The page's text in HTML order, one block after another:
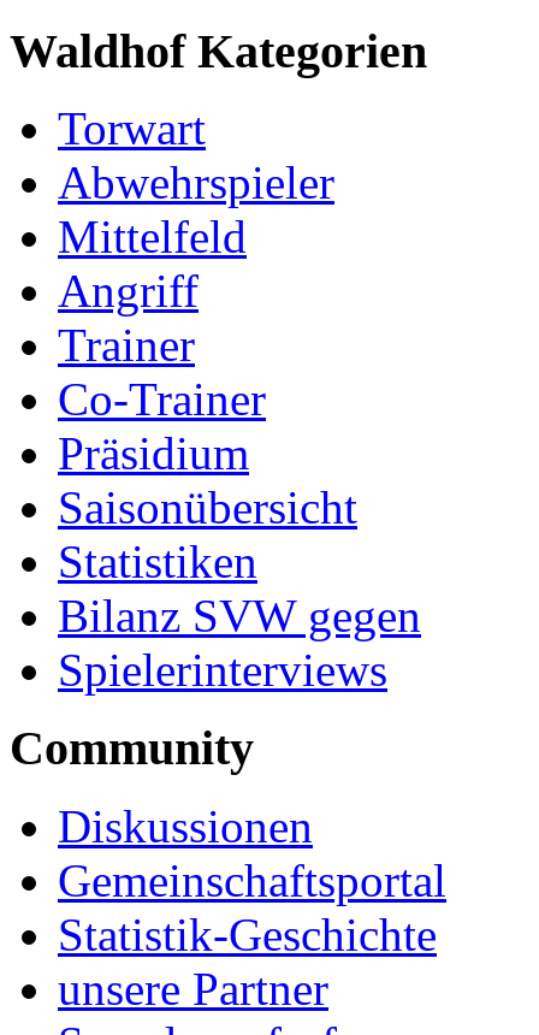
Waldhof Kategorien
Torwart
Abwehrspieler
Mittelfeld
Angriff
Trainer
Co-Trainer
Präsidium
Saisonübersicht
Statistiken
Bilanz SVW gegen
Spielerinterviews
Community
Diskussionen
Gemeinschaftsportal
Statistik-Geschichte
unsere Partner